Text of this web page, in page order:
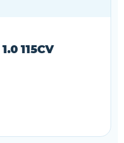
115CV